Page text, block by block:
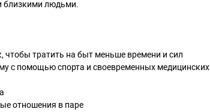
близкими людьми.
чтобы тратить на быт меньше времени и сил
с помощью спорта и своевременных медицинских
отношения в паре